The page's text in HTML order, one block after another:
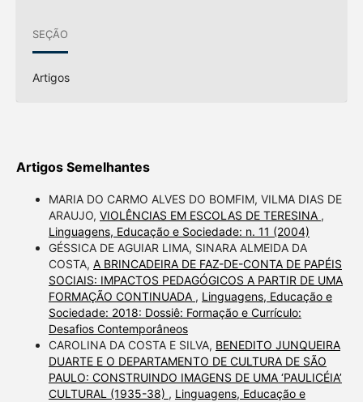
SEÇÃO
Artigos
Artigos Semelhantes
MARIA DO CARMO ALVES DO BOMFIM, VILMA DIAS DE
ARAUJO, VIOLÊNCIAS EM ESCOLAS DE TERESINA ,
Linguagens, Educação e Sociedade: n. 11 (2004)
GÉSSICA DE AGUIAR LIMA, SINARA ALMEIDA DA
COSTA, A BRINCADEIRA DE FAZ-DE-CONTA DE PAPÉIS
SOCIAIS: IMPACTOS PEDAGÓGICOS A PARTIR DE UMA
FORMAÇÃO CONTINUADA , Linguagens, Educação e
Sociedade: 2018: Dossiê: Formação e Currículo:
Desafios Contemporâneos
CAROLINA DA COSTA E SILVA, BENEDITO JUNQUEIRA
DUARTE E O DEPARTAMENTO DE CULTURA DE SÃO
PAULO: CONSTRUINDO IMAGENS DE UMA ‘PAULICÉIA’
CULTURAL (1935-38) , Linguagens, Educação e